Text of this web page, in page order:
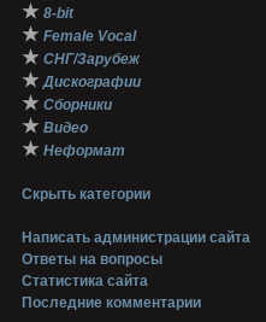
★ 8-bit
★ Female Vocal
★ СНГ/Зарубеж
★ Дискографии
★ Сборники
★ Видео
★ Неформат
Скрыть категории
Написать администрации сайта
Ответы на вопросы
Статистика сайта
Последние комментарии